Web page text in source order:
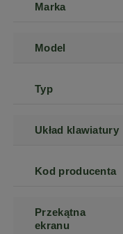
Marka
Model
Typ
Układ klawiatury
Kod producenta
Przekątna
ekranu